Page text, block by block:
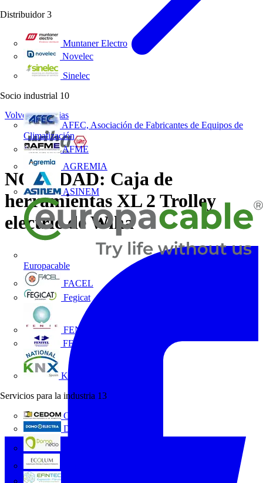
Distribuidor 3
Muntaner Electro
Novelec
Sinelec
Socio industrial 10
AFEC, Asociación de Fabricantes de Equipos de
Climatización
AFME
AGREMIA
ASINEM
Europacable
FACEL
Fegicat
FENIE
FENITEL
KNX España
Servicios para la industria 13
CEDOM
Domo Electra
Volver a Noticias
NOVEDAD: Caja de
herramientas XL 2 Trolley
electric de Wiha